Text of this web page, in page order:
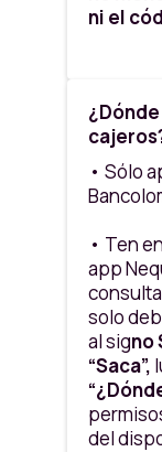
ni el
•
plata;
puedes
o
• No
no
• Sólo
• Ten
app
solo
al signo
“Saca”,
del